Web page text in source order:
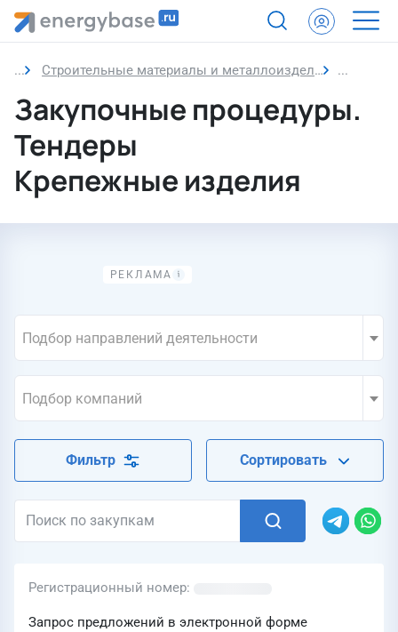
Строительные материалы и металлоизделия
Закупочные процедуры.
Тендеры
Крепежные изделия
Подбор направлений деятельности
Подбор компаний
Фильтр Сортировать
Регистрационный номер
Запрос предложений в электронной форме